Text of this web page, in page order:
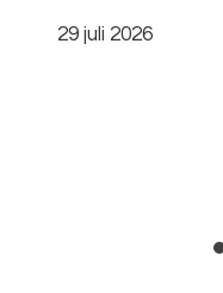
29 juli 2026